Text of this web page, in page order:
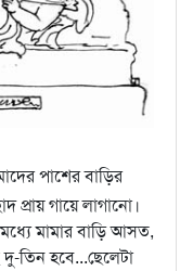
পাশের বাড়ির
প্রায় গায়ে লাগানো।
মামার বাড়ি আসত,
তিন হবে...ছেলেটা